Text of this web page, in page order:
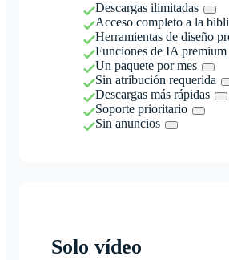
Descargas ilimitadas
Acceso completo a la
Herramientas de diseño
Funciones de IA premium
Un paquete por mes
Sin atribución requerida
Descargas más rápidas
Soporte prioritario
Sin anuncios
Solo vídeo